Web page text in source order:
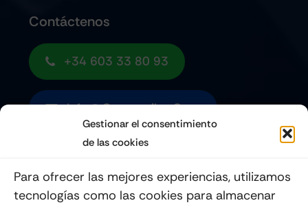
Gestionar el consentimiento
de las cookies
Para ofrecer las mejores experiencias, utilizamos
tecnologías como las cookies para almacenar
Contáctenos
+34 603 33 80 93
Info@quemoviles.com